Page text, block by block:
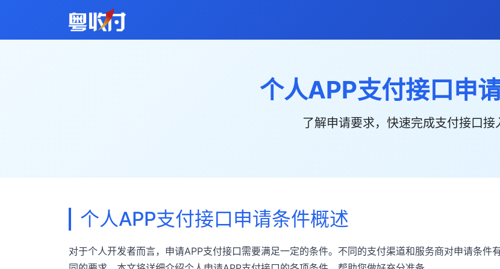
个人APP支付接口申
了解申请要求，快速完成支付接口接
个人APP支付接口申请条件概述
对于个人开发者而言，申请APP支付接口需要满足一定的条件。不同的支付渠道和服务商对申请条件